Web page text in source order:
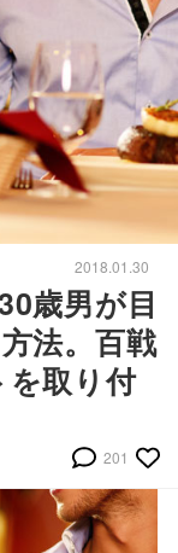
2018.01.30
歳男が目
法。百戦
を取り付
201